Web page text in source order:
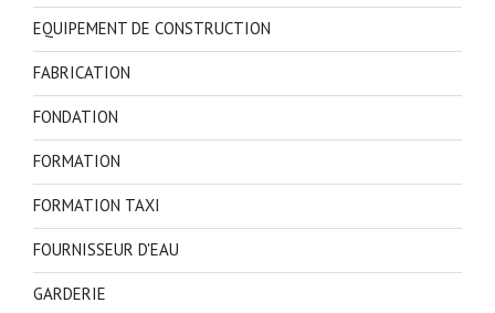
EQUIPEMENT DE CONSTRUCTION
FABRICATION
FONDATION
FORMATION
FORMATION TAXI
FOURNISSEUR D'EAU
GARDERIE